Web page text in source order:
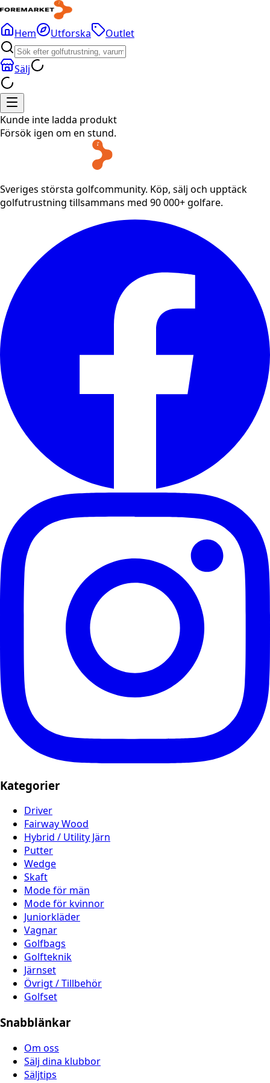
Hem Utforska Outlet
Sälj
Kunde inte ladda produkt
Försök igen om en stund.
Sveriges största golfcommunity. Köp, sälj och upptäck
golfutrustning tillsammans med 90 000+ golfare.
Kategorier
Driver
Fairway Wood
Hybrid / Utility Järn
Putter
Wedge
Skaft
Mode för män
Mode för kvinnor
Juniorkläder
Vagnar
Golfbags
Golfteknik
Järnset
Övrigt / Tillbehör
Golfset
Snabblänkar
Om oss
Sälj dina klubbor
Säljtips